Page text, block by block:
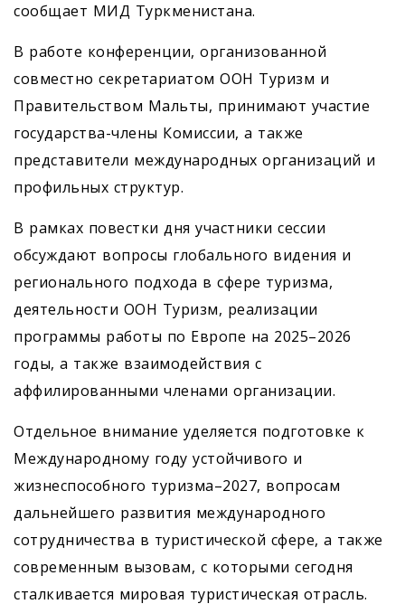
сообщает МИД Туркменистана.
В работе конференции, организованной
совместно секретариатом ООН Туризм и
Правительством Мальты, принимают участие
государства-члены Комиссии, а также
представители международных организаций и
профильных структур.
В рамках повестки дня участники сессии
обсуждают вопросы глобального видения и
регионального подхода в сфере туризма,
деятельности ООН Туризм, реализации
программы работы по Европе на 2025–2026
годы, а также взаимодействия с
аффилированными членами организации.
Отдельное внимание уделяется подготовке к
Международному году устойчивого и
жизнеспособного туризма–2027, вопросам
дальнейшего развития международного
сотрудничества в туристической сфере, а также
современным вызовам, с которыми сегодня
сталкивается мировая туристическая отрасль.